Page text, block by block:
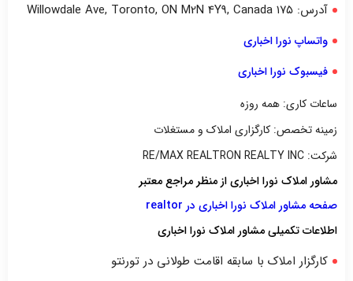
آدرس: ۱۷۵ Willowdale Ave, Toronto, ON M2N 4Y9, Canada
واتساپ نورا اخباری
فیسبوک نورا اخباری
ساعات کاری: همه روزه
زمینه تخصص: کارگزاری املاک و مستغلات
شرکت: RE/MAX REALTRON REALTY INC
مشاور املاک نورا اخباری از منظر مراجع معتبر
صفحه مشاور املاک نورا اخباری در realtor
اطلاعات تکمیلی مشاور املاک نورا اخباری
کارگزار املاک با سابقه اقامت طولانی در تورنتو